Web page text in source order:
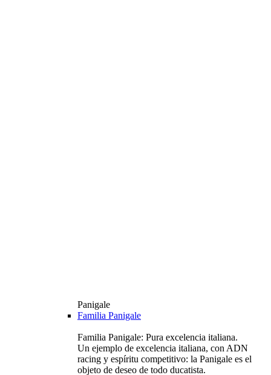
Panigale
Familia Panigale
Familia Panigale: Pura excelencia italiana.
Un ejemplo de excelencia italiana, con ADN
racing y espíritu competitivo: la Panigale es el
objeto de deseo de todo ducatista.